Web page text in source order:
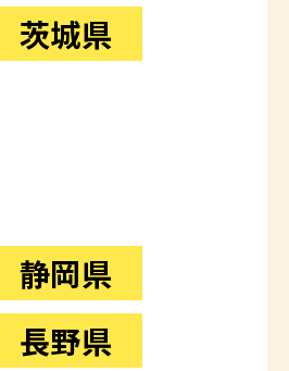
茨城県
静岡県
長野県